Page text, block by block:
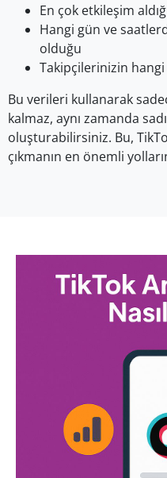
En çok etkileşim
Hangi gün ve
olduğu
Takipçilerinizin
Bu verileri kullanarak
kalmaz, aynı zamanda
oluşturabilirsiniz. Bu,
çıkmanın en önemli